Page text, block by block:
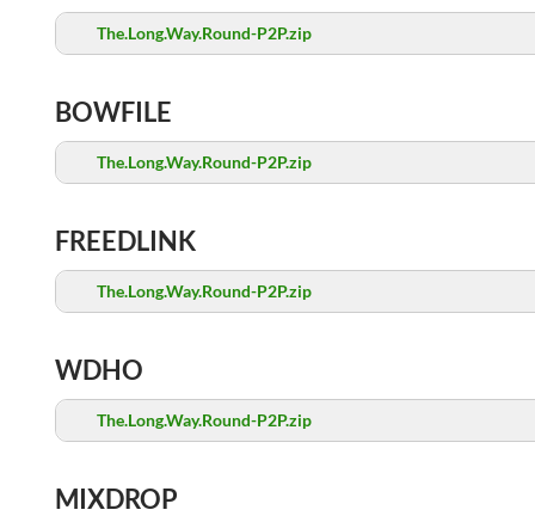
The.Long.Way.Round-P2P.zip
BOWFILE
The.Long.Way.Round-P2P.zip
FREEDLINK
The.Long.Way.Round-P2P.zip
WDHO
The.Long.Way.Round-P2P.zip
MIXDROP